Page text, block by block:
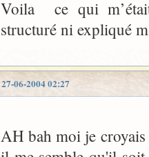
Voila ce qui m’était
structuré ni expliqué
27-06-2004 02:27
AH bah moi je croyais